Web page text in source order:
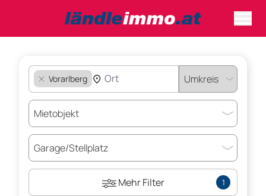
Vorarlberg
Mehr Filter 1